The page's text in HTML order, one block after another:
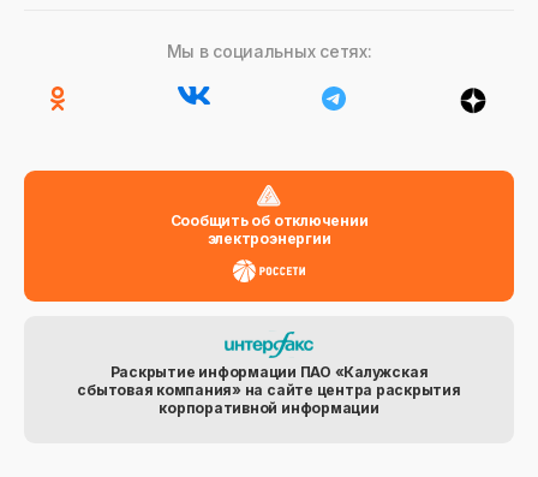
Мы в социальных сетях:
Сообщить об отключении
электроэнергии
Раскрытие информации ПАО «Калужская
сбытовая компания» на сайте центра раскрытия
корпоративной информации